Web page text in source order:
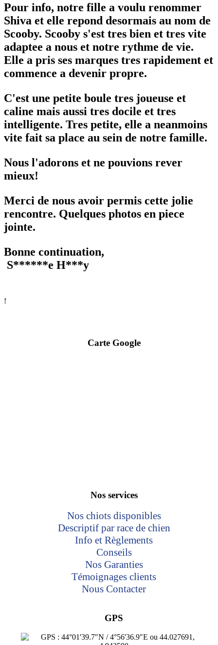
Pour info, notre fille a voulu renommer
Shiva et elle repond desormais au nom de
Scooby. Scooby s'est tres bien et tres vite
adaptee a nous et notre rythme de vie.
Elle a pris ses marques tres rapidement et
commence a devenir propre.
C'est une petite boule tres joueuse et
caline mais aussi tres docile et tres
intelligente. Tres petite, elle a neanmoins
vite fait sa place au sein de notre famille.
Nous l'adorons et ne pouvions rever
mieux!
Merci de nous avoir permis cette jolie
rencontre. Quelques photos en piece
jointe.
Bonne continuation,
S******e H***y
!
Carte Google
Nos services
Nos chiots disponibles
Descriptif par race de chien
Info et Règlements
Conseils
Nos Garanties
Témoignages clients
Nous Contacter
GPS